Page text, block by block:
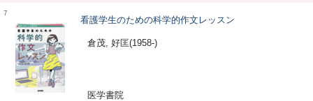
7
看護学生のための科学的作文レッスン
倉茂, 好匡(1958-)
医学書院